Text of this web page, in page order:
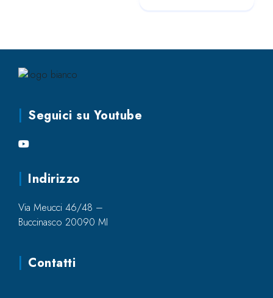
Seguici su Youtube
Indirizzo
Via Meucci 46/48 –
Buccinasco 20090 MI
Contatti